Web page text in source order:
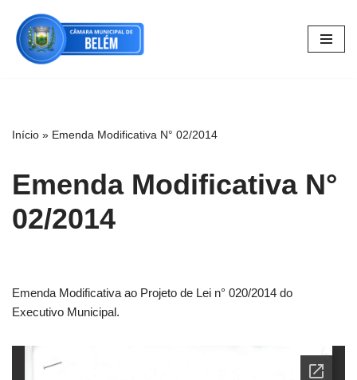
Pular
para
Início » Emenda Modificativa N° 02/2014
Emenda Modificativa N°
02/2014
Emenda Modificativa ao Projeto de Lei n° 020/2014 do
Executivo Municipal.